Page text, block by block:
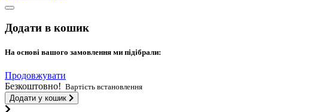
Додати в кошик
На основі вашого замовлення ми підібрали:
Продовжувати
Безкоштовно! Вартість встановлення
Додати у кошик